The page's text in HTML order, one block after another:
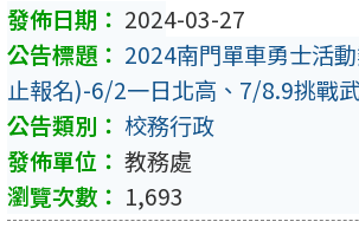
2024-03-27
2024南門單車勇士活
止報名)-6/2一日北高、7/8.9挑戰
校務行政
教務處
1,693